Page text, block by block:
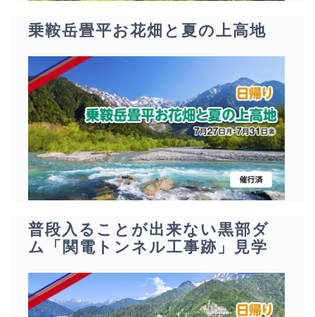
乗鞍岳畳平お花畑と夏の上高地
普段入ることが出来ない黒部ダ
ム「関電トンネル工事跡」見学